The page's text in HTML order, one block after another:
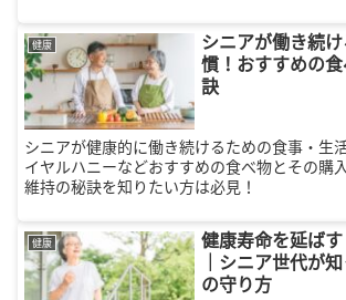
します。年金生活を豊かにするための実践的
供します。
健康
シニアが働き続
慣！おすすめの
訣
シニアが健康的に働き続けるための食事・生
イヤルハニーなどおすすめの食べ物とその購
維持の秘訣を知りたい方は必見！
健康
健康寿命を延ば
｜シニア世代が
の守り方